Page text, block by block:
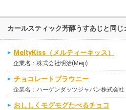
カールスティック芳醇うすあじと同
MeltyKiss（メルティーキッス）
企業名：株式会社明治(Meiji)
チョコレートブラウニー
企業名：ハーゲンダッツジャパン株式会社
おししくモグモグたべるチョコ